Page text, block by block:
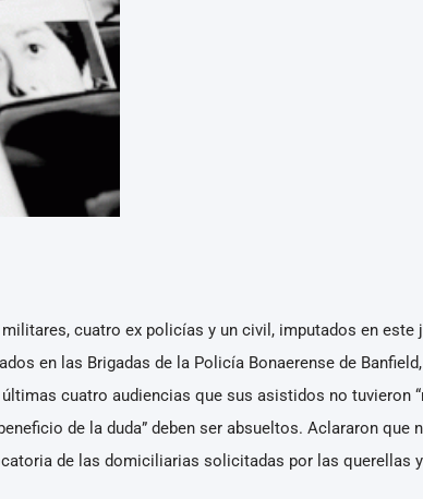
cuatro ex policías y un civil, imputados en
en las Brigadas de la Policía Bonaerense de
cuatro audiencias que sus asistidos no tuvieron
de la duda” deben ser absueltos. Aclararon que
de las domiciliarias solicitadas por las querellas